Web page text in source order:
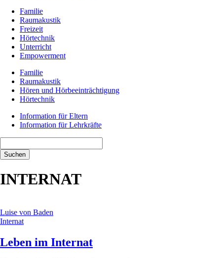
Familie
Raumakustik
Freizeit
Hörtechnik
Unterricht
Empowerment
Familie
Raumakustik
Hören und Hörbeeinträchtigung
Hörtechnik
Information für Eltern
Information für Lehrkräfte
Suchen
INTERNAT
Luise von Baden
Internat
Leben im Internat